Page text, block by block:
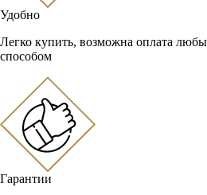
Удобно
Легко купить, возможна оплата
способом
Гарантии